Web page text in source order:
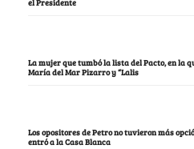
La mujer que tumbó la lista del Pacto, en la
María del Mar Pizarro y “Lalis
Los opositores de Petro no tuvieron más
entró a la Casa Blanca